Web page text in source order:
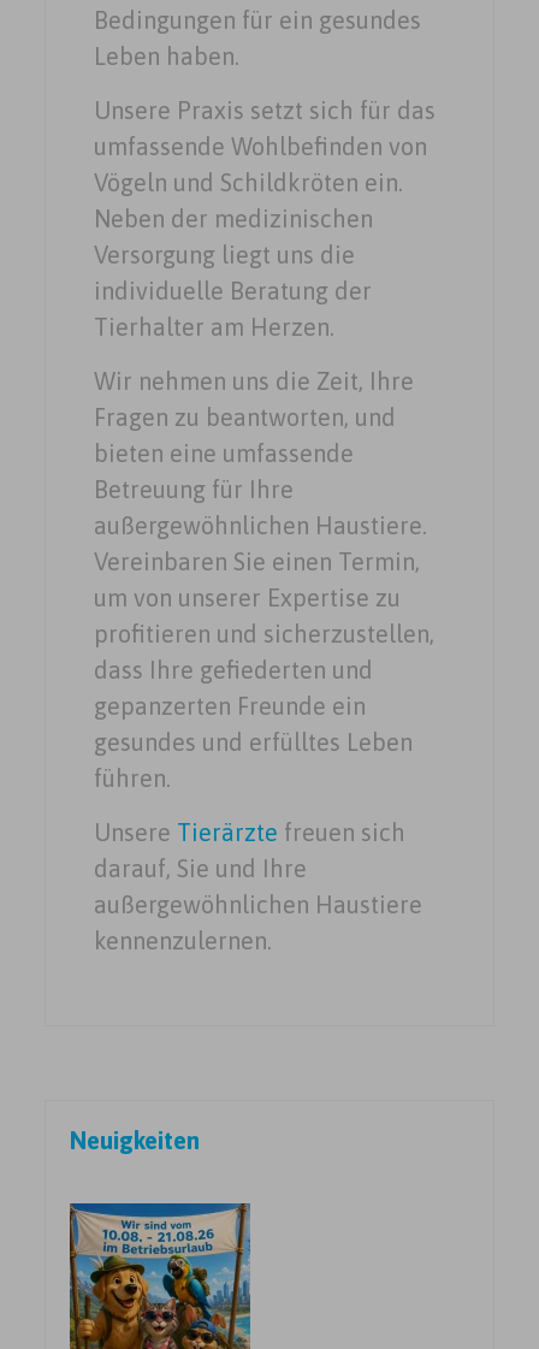
Bedingungen für ein gesundes
Leben haben.
Unsere Praxis setzt sich für das
umfassende Wohlbefinden von
Vögeln und Schildkröten ein.
Neben der medizinischen
Versorgung liegt uns die
individuelle Beratung der
Tierhalter am Herzen.
Wir nehmen uns die Zeit, Ihre
Fragen zu beantworten, und
bieten eine umfassende
Betreuung für Ihre
außergewöhnlichen Haustiere.
Vereinbaren Sie einen Termin,
um von unserer Expertise zu
profitieren und sicherzustellen,
dass Ihre gefiederten und
gepanzerten Freunde ein
gesundes und erfülltes Leben
führen.
Unsere Tierärzte freuen sich
darauf, Sie und Ihre
außergewöhnlichen Haustiere
kennenzulernen.
Neuigkeiten